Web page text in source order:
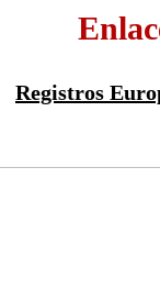
Registros